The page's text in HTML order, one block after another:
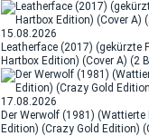
15.08.2026
Leatherface (2017) (gekürzte
Hartbox Edition) (Cover A) (2
17.08.2026
Der Werwolf (1981)
Edition) (Crazy Gold Edition)